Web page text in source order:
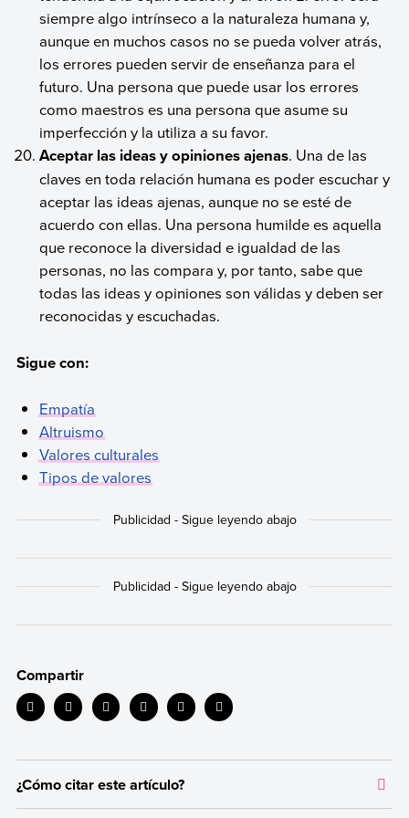
siempre algo intrínseco a la naturaleza humana y,
aunque en muchos casos no se pueda volver atrás,
los errores pueden servir de enseñanza para el
futuro. Una persona que puede usar los errores
como maestros es una persona que asume su
imperfección y la utiliza a su favor.
Aceptar las ideas y opiniones ajenas. Una de las
claves en toda relación humana es poder escuchar y
aceptar las ideas ajenas, aunque no se esté de
acuerdo con ellas. Una persona humilde es aquella
que reconoce la diversidad e igualdad de las
personas, no las compara y, por tanto, sabe que
todas las ideas y opiniones son válidas y deben ser
reconocidas y escuchadas.
Sigue con:
Empatía
Altruismo
Valores culturales
Tipos de valores
Compartir
¿Cómo citar este artículo?